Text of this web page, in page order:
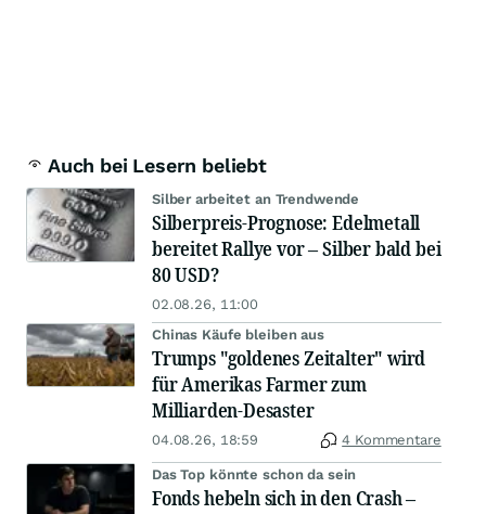
Auch bei Lesern beliebt
Silber arbeitet an Trendwende
Silberpreis-Prognose: Edelmetall
bereitet Rallye vor – Silber bald bei
80 USD?
02.08.26, 11:00
Chinas Käufe bleiben aus
Trumps "goldenes Zeitalter" wird
für Amerikas Farmer zum
Milliarden-Desaster
04.08.26, 18:59 4 Kommentare
Das Top könnte schon da sein
Fonds hebeln sich in den Crash –